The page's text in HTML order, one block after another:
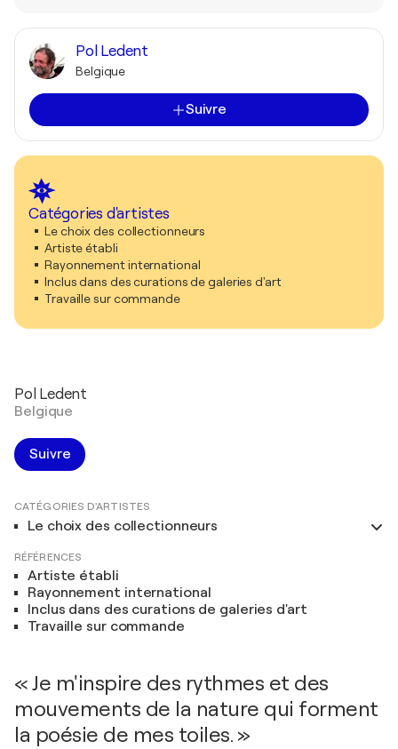
Pol Ledent
Belgique
Suivre
Catégories d'artistes
Le choix des collectionneurs
Artiste établi
Rayonnement international
Inclus dans des curations de galeries d'art
Travaille sur commande
Pol Ledent
Belgique
Suivre
CATÉGORIES D'ARTISTES
Le choix des collectionneurs
RÉFÉRENCES
Artiste établi
Rayonnement international
Inclus dans des curations de galeries d'art
Travaille sur commande
« Je m'inspire des rythmes et des
mouvements de la nature qui forment
la poésie de mes toiles. »